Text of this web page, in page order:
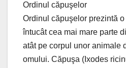
Ordinul căpuşelor
Ordinul căpuşelor prezintă
întucât cea mai mare parte
atât pe corpul unor animale
omului. Căpuşa (Ixodes